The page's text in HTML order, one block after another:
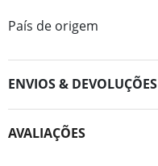
País de origem
ENVIOS & DEVOLUÇÕES
AVALIAÇÕES